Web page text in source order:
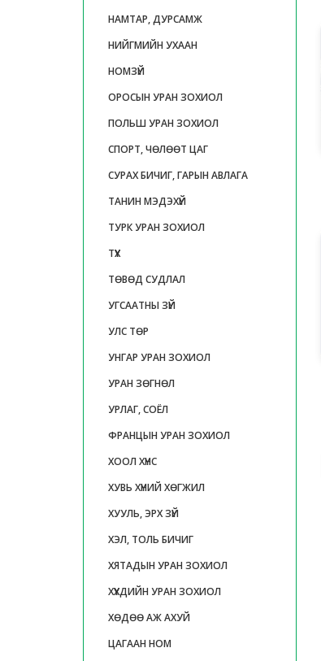
НАМТАР, ДУРСАМЖ
НИЙГМИЙН УХААН
НОМЗҮЙ
ОРОСЫН УРАН ЗОХИОЛ
ПОЛЬШ УРАН ЗОХИОЛ
СПОРТ, ЧӨЛӨӨТ ЦАГ
СУРАХ БИЧИГ, ГАРЫН АВЛАГА
ТАНИН МЭДЭХҮЙ
ТУРК УРАН ЗОХИОЛ
ТҮҮХ
ТӨВӨД СУДЛАЛ
УГСААТНЫ ЗҮЙ
УЛС ТӨР
УНГАР УРАН ЗОХИОЛ
УРАН ЗӨГНӨЛ
УРЛАГ, СОЁЛ
ФРАНЦЫН УРАН ЗОХИОЛ
ХООЛ ХҮНС
ХУВЬ ХҮНИЙ ХӨГЖИЛ
ХУУЛЬ, ЭРХ ЗҮЙ
ХЭЛ, ТОЛЬ БИЧИГ
ХЯТАДЫН УРАН ЗОХИОЛ
ХҮҮХДИЙН УРАН ЗОХИОЛ
ХӨДӨӨ АЖ АХУЙ
ЦАГААН НОМ